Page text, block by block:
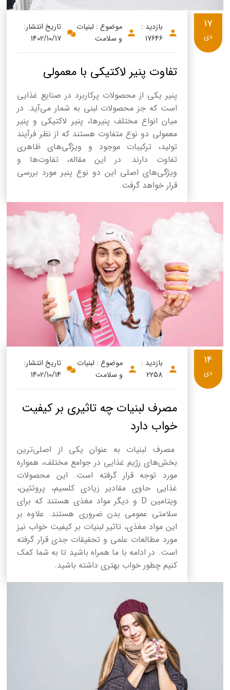
بازدید :
17646
موضوع : لبنیات
و سلامت
تاریخ انتشار:
1402/10/17
تفاوت پنیر لاکتیکی با معمولی
پنیر یکی از محصولات پرکاربرد در صنایع غذایی
است که جز محصولات لبنی به شمار می‌آید. در
میان انواع مختلف پنیرها، پنیر لاکتیکی و پنیر
معمولی دو نوع متفاوت هستند که از نظر فرآیند
تولید، ترکیبات موجود و ویژگی‌های ظاهری
تفاوت‌ دارند. در این مقاله، تفاوت‌ها و
ویژگی‌های اصلی این دو نوع پنیر مورد بررسی
قرار خواهد گرفت.
17
دی
بازدید :
2258
موضوع : لبنیات
و سلامت
تاریخ انتشار:
1402/10/14
مصرف لبنیات چه تاثیری بر کیفیت
خواب دارد
مصرف لبنیات به عنوان یکی از اصلی‌ترین
بخش‌های رژیم غذایی در جوامع مختلف، همواره
مورد توجه قرار گرفته است. این محصولات
غذایی حاوی مقادیر زیادی کلسیم، پروتئین،
ویتامین D و دیگر مواد مغذی هستند که برای
سلامتی عمومی بدن ضروری هستند. علاوه بر
این مواد مغذی، تاثیر لبنیات بر کیفیت خواب نیز
مورد مطالعات علمی و تحقیقات جدی قرار گرفته
است. در ادامه با ما همراه باشید تا به شما کمک
کنیم چطور خواب بهتری داشته باشید.
14
دی